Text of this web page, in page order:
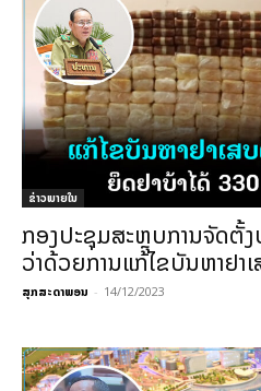
ຂ່າວພາຍ​ໃນ
ກອງປະຊຸມສະຫຼຸບການຈັດຕັ້ງ
ວ່າດ້ວຍການແກ້ໄຂບັນຫາຢາ
ສຸກສະດາພອນ - 14/12/2023